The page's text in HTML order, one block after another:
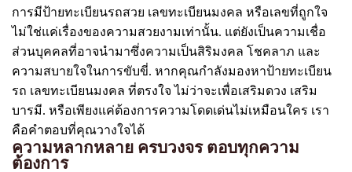
การมีป้ายทะเบียนรถสวย เลขทะเบียนมงคล หรือเลขที่ถูกใจ
ไม่ใช่แค่เรื่องของความสวยงามเท่านั้น. แต่ยังเป็นความเชื่อ
ส่วนบุคคลที่อาจนำมาซึ่งความเป็นสิริมงคล โชคลาภ และ
ความสบายใจในการขับขี่. หากคุณกำลังมองหาป้ายทะเบียน
รถ เลขทะเบียนมงคล ที่ตรงใจ ไม่ว่าจะเพื่อเสริมดวง เสริม
บารมี. หรือเพียงแค่ต้องการความโดดเด่นไม่เหมือนใคร เรา
คือคำตอบที่คุณวางใจได้
ความหลากหลาย ครบวงจร ตอบทุกความ
ต้องการ